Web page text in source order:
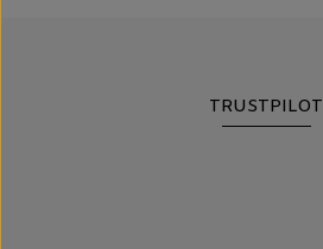
TRUSTPILOT